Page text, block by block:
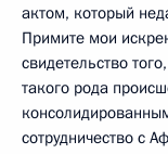
актом, который
Примите мои
свидетельство
такого рода
сотрудничество с